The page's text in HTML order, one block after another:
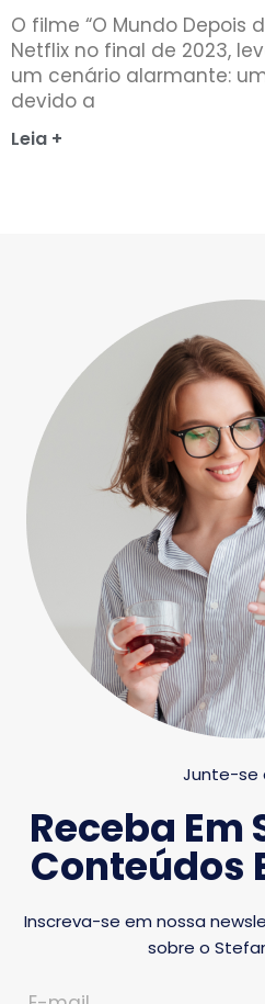
O filme “O Mundo Depois
Netflix no final de 2023,
um cenário alarmante:
devido a
Leia +
Junte-se
Receba Em
Conteúdos
Inscreva-se em nossa
sobre o